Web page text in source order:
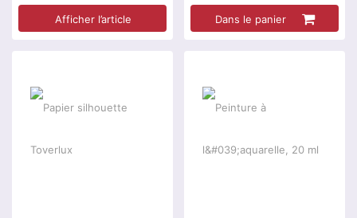
Afficher l’article Dans le panier